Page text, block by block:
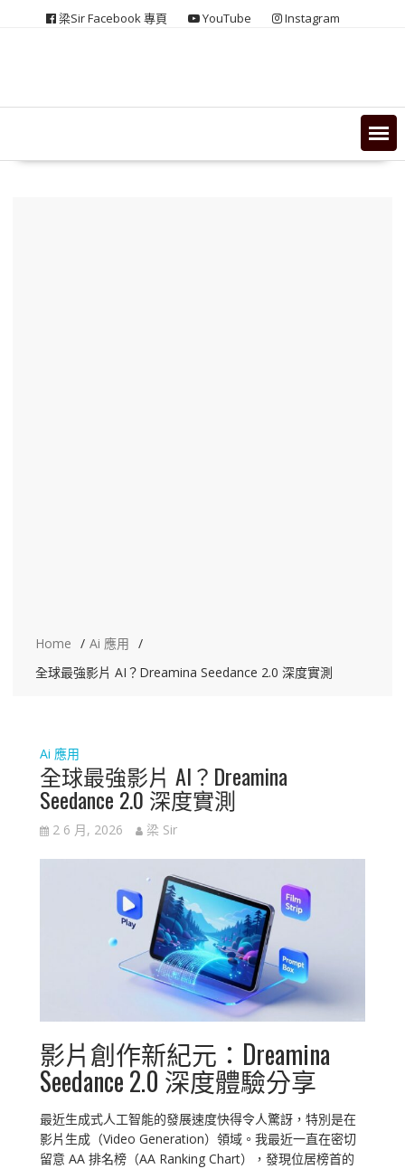
梁Sir Facebook 專頁 YouTube Instagram
Home
Ai 應用
全球最強影片 AI？Dreamina Seedance 2.0 深度實測
Ai 應用
全球最強影片 AI？Dreamina
Seedance 2.0 深度實測
2 6 月, 2026 梁 Sir
影片創作新紀元：Dreamina
Seedance 2.0 深度體驗分享
最近生成式人工智能的發展速度快得令人驚訝，特別是在
影片生成（Video Generation）領域。我最近一直在密切
留意 AA 排名榜（AA Ranking Chart），發現位居榜首的